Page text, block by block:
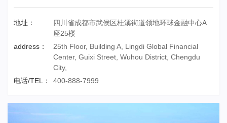
地址：
四川省成都市武侯区桂溪街道领地环球金融中心A
座25楼
address：
25th Floor, Building A, Lingdi Global Financial
Center, Guixi Street, Wuhou District, Chengdu
City,
电话/TEL：
400-888-7999